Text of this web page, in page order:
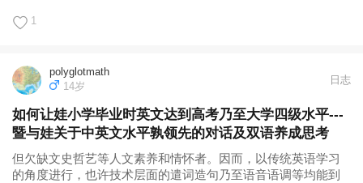
1
polyglotmath
14岁
日志
如何让娃小学毕业时英文达到高考乃至大学四级水平---
暨与娃关于中英文水平孰领先的对话及双语养成思考
但欠缺文史哲艺等人文素养和情怀者。因而，以传统英语学习
的角度进行，也许技术层面的遣词造句乃至语音语调等均能到